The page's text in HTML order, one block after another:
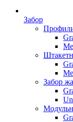
Забор
Забор